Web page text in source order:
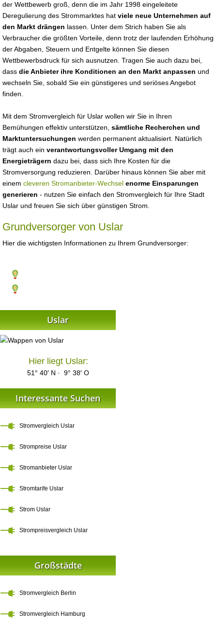
der Wettbewerb groß, denn die im Jahr 1998 eingeleitete
Deregulierung des Strommarktes hat viele neue Unternehmen auf
den Markt drängen lassen. Unter dem Strich haben Sie als
Verbraucher die größten Vorteile, denn trotz der laufenden Erhöhung
der Abgaben, Steuern und Entgelte können Sie diesen
Wettbewerbsdruck für sich ausnutzen. Tragen Sie auch dazu bei,
dass die Anbieter ihre Konditionen an den Markt anpassen und
wechseln Sie, sobald Sie ein günstigeres und seriöses Angebot
finden.
Mit dem Stromvergleich für Uslar wollen wir Sie in Ihren
Bemühungen effektiv unterstützen, sämtliche Recherchen und
Marktuntersuchungen werden permanent aktualisiert. Natürlich
trägt auch ein verantwortungsvoller Umgang mit den
Energieträgern dazu bei, dass sich Ihre Kosten für die
Stromversorgung reduzieren. Darüber hinaus können Sie aber mit
einem cleveren Stromanbieter-Wechsel enorme Einsparungen
generieren - nutzen Sie einfach den Stromvergleich für Ihre Stadt
Uslar und freuen Sie sich über günstigen Strom.
Grundversorger von Uslar
Hier die wichtigsten Informationen zu Ihrem Grundversorger:
Uslar
Hier liegt Uslar:
51° 40′ N · 9° 38′ O
Interessante Suchen
Stromvergleich Uslar
Strompreise Uslar
Stromanbieter Uslar
Stromtarife Uslar
Strom Uslar
Strompreisvergleich Uslar
Großstädte
Stromvergleich Berlin
Stromvergleich Hamburg